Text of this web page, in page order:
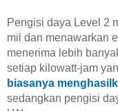
Pengisi daya Level 2
mil dan menawarkan
menerima lebih
setiap kilowatt-jam
biasanya
sedangkan pengisi